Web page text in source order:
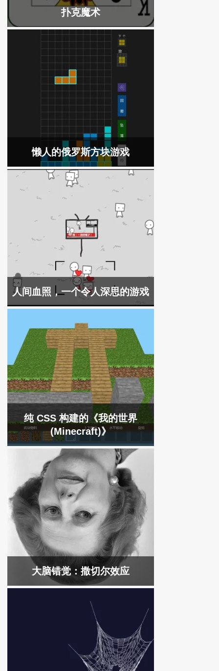
扑克魔术
懒人的俄罗斯方块游戏
人间血照，一个令人深思的游戏
纯 CSS 构建的《我的世界
(Minecraft)》
大脑错觉：撒切尔效应